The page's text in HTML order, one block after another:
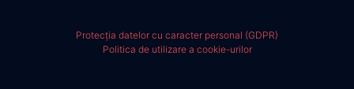
Protecția datelor cu caracter personal (GDPR)
Politica de utilizare a cookie-urilor